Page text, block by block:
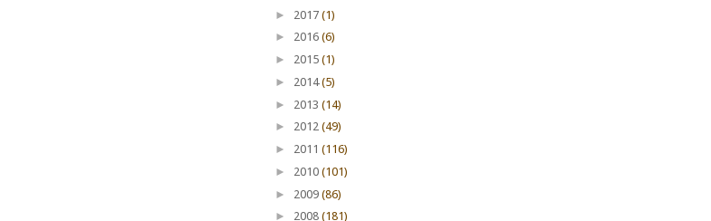
► 2017 (1)
► 2016 (6)
► 2015 (1)
► 2014 (5)
► 2013 (14)
► 2012 (49)
► 2011 (116)
► 2010 (101)
► 2009 (86)
► 2008 (181)